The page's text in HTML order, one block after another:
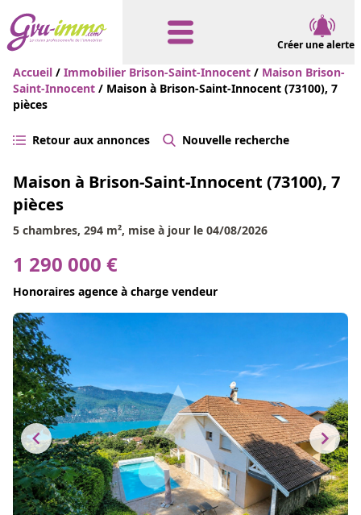
Créer une alerte
Accueil / Immobilier Brison-Saint-Innocent / Maison Brison-
Saint-Innocent / Maison à Brison-Saint-Innocent (73100), 7
pièces
Retour aux annonces Nouvelle recherche
Maison à Brison-Saint-Innocent (73100), 7
pièces
5 chambres, 294 m², mise à jour le 04/08/2026
1 290 000 €
Honoraires agence à charge vendeur